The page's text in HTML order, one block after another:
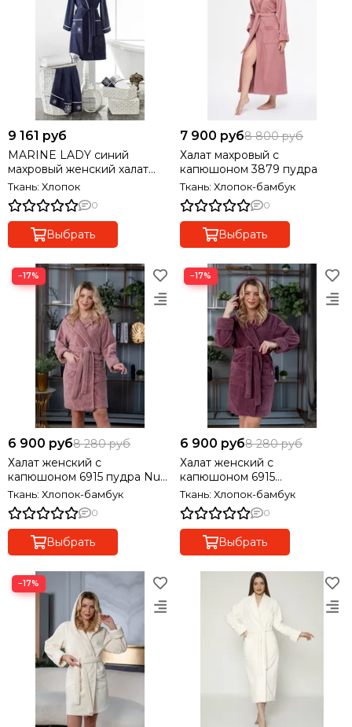
9 161 руб
MARINE LADY синий
махровый женский халат
Soft Cotton (Турция)
Ткань: Хлопок
0
Выбрать
7 900 руб8 800 руб
Халат махровый с
капюшоном 3879 пудра
Ткань: Хлопок-бамбук
0
Выбрать
−17%
6 900 руб8 280 руб
Халат женский с
капюшоном 6915 пудра Nusa
Турция
Ткань: Хлопок-бамбук
0
Выбрать
−17%
6 900 руб8 280 руб
Халат женский с
капюшоном 6915
фиолетовый Nusa Турция
Ткань: Хлопок-бамбук
0
Выбрать
−17%